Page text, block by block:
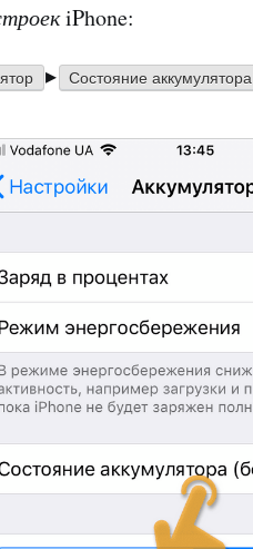
iPhone:
▸ Состояние аккумулятора